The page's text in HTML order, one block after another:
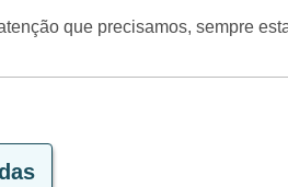
que precisamos, sempre